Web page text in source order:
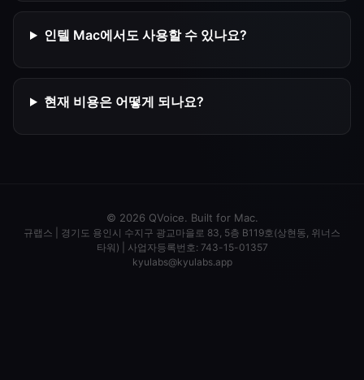
인텔 Mac에서도 사용할 수 있나요?
현재 비용은 어떻게 되나요?
© 2026 QVoice. Built for Mac.
규랩스
경기도 용인시 수지구 광교마을로 83, 5층 B119호(상현동, 위너스
타워)
사업자등록번호: 743-15-01357
kyulabs@kyulabs.app